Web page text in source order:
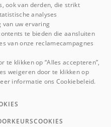
ook van derden, die strikt
analyses
van uw ervaring
te bieden die aansluiten
van onze reclamecampagnes
te klikken op “Alles accepteren”,
weigeren door te klikken op
informatie ons Cookiebeleid.